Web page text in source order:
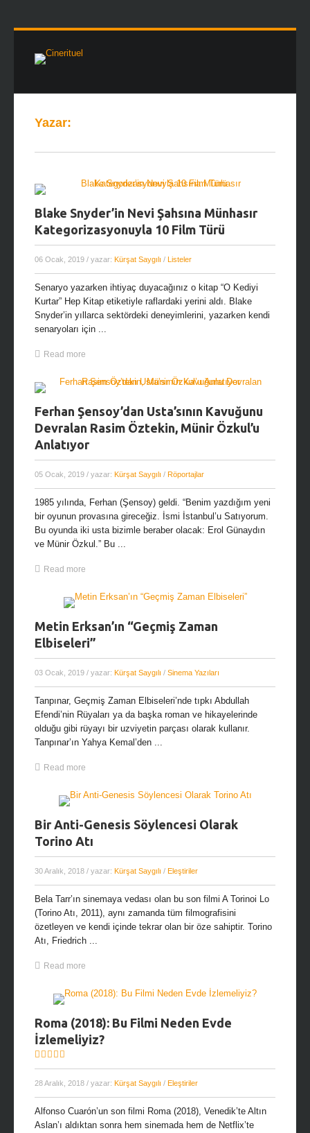
Yazar:
Blake Snyder’in Nevi Şahsına Münhasır
Kategorizasyonuyla 10 Film Türü
06 Ocak, 2019 / yazar: Kürşat Saygılı / Listeler
Senaryo yazarken ihtiyaç duyacağınız o kitap “O Kediyi
Kurtar” Hep Kitap etiketiyle raflardaki yerini aldı. Blake
Snyder’in yıllarca sektördeki deneyimlerini, yazarken kendi
senaryoları için ...
Read more
Ferhan Şensoy’dan Usta’sının Kavuğunu
Devralan Rasim Öztekin, Münir Özkul’u
Anlatıyor
05 Ocak, 2019 / yazar: Kürşat Saygılı / Röportajlar
1985 yılında, Ferhan (Şensoy) geldi. “Benim yazdığım yeni
bir oyunun provasına gireceğiz. İsmi İstanbul’u Satıyorum.
Bu oyunda iki usta bizimle beraber olacak: Erol Günaydın
ve Münir Özkul.” Bu ...
Read more
Metin Erksan’ın “Geçmiş Zaman
Elbiseleri”
03 Ocak, 2019 / yazar: Kürşat Saygılı / Sinema Yazıları
Tanpınar, Geçmiş Zaman Elbiseleri’nde tıpkı Abdullah
Efendi’nin Rüyaları ya da başka roman ve hikayelerinde
olduğu gibi rüyayı bir uzviyetin parçası olarak kullanır.
Tanpınar’ın Yahya Kemal’den ...
Read more
Bir Anti-Genesis Söylencesi Olarak
Torino Atı
30 Aralık, 2018 / yazar: Kürşat Saygılı / Eleştiriler
Bela Tarr’ın sinemaya vedası olan bu son filmi A Torinoi Lo
(Torino Atı, 2011), aynı zamanda tüm filmografisini
özetleyen ve kendi içinde tekrar olan bir öze sahiptir. Torino
Atı, Friedrich ...
Read more
Roma (2018): Bu Filmi Neden Evde
İzlemeliyiz?
28 Aralık, 2018 / yazar: Kürşat Saygılı / Eleştiriler
Alfonso Cuarón’un son filmi Roma (2018), Venedik’te Altın
Aslan’ı aldıktan sonra hem sinemada hem de Netflix’te